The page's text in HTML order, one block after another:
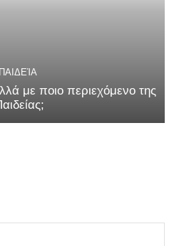
ΠΑΙΔΕΊΑ
με ποιο περιεχόμενο της